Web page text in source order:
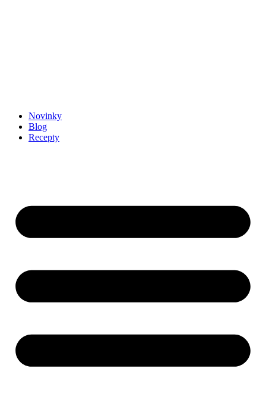
Novinky
Blog
Recepty